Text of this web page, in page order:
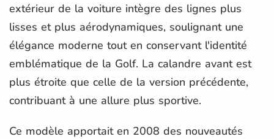
extérieur de la voiture intègre des lignes plus
lisses et plus aérodynamiques, soulignant une
élégance moderne tout en conservant l'identité
emblématique de la Golf. La calandre avant est
plus étroite que celle de la version précédente,
contribuant à une allure plus sportive.
Ce modèle apportait en 2008 des nouveautés